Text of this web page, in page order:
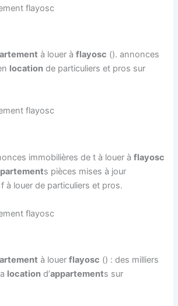
à louer àflayosc (). annonces
location de particuliers et pros sur
immobilières de t à louer àflayosc
s pièces mises à jour
à louer de particuliers et pros.
à louerflayosc () : des milliers
location d’appartements sur